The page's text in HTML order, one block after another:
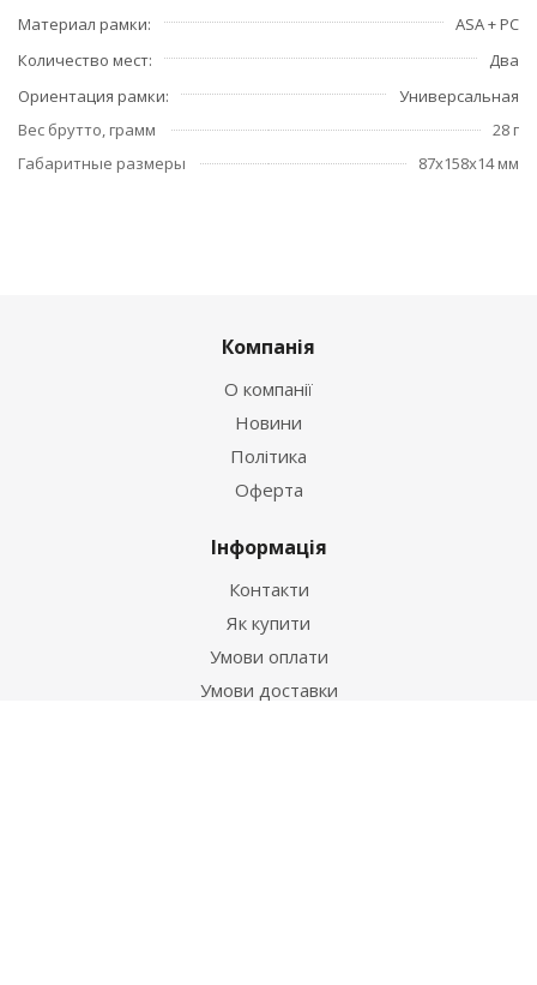
Материал рамки
ASA + PC
Количество мест
Два
Ориентация рамки
Универсальная
Вес брутто, грамм
28 г
Габаритные размеры
87x158x14 мм
Компанія
О компанії
Новини
Політика
Оферта
Інформація
Контакти
Як купити
Умови оплати
Умови доставки